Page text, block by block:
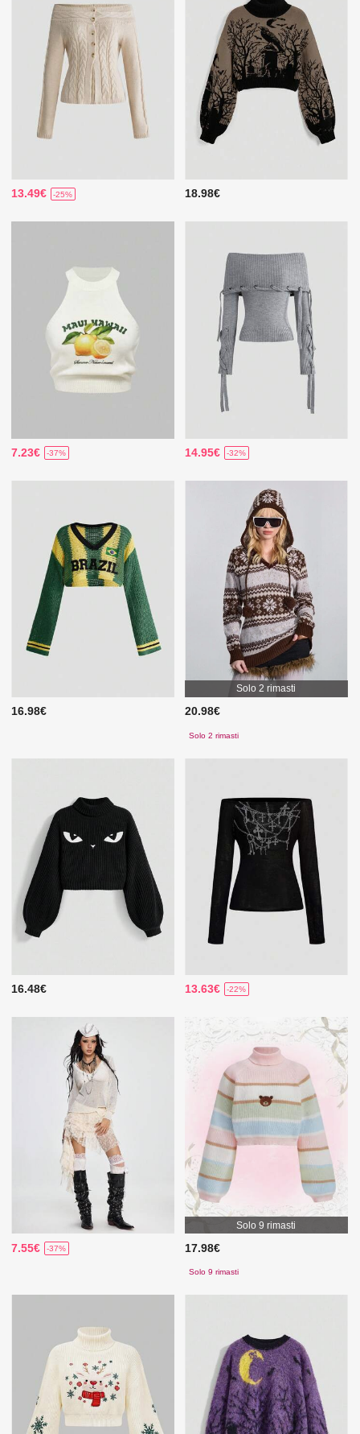
13.49€ -25% 18.98€
7.23€ -37% 14.95€ -32%
16.98€
Solo 2 rimasti
20.98€
Solo 2 rimasti
16.48€ 13.63€ -22%
7.55€ -37%
Solo 9 rimasti
17.98€
Solo 9 rimasti